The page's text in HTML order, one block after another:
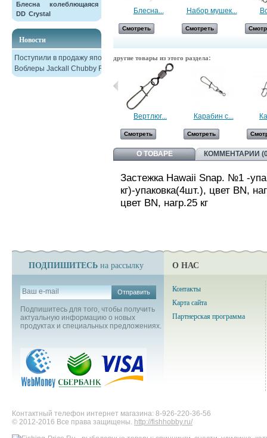
Блесна колеблющаяся
DD Crystal
Новости
Поступили в продажу японские
Воблеры Jackall Chubby F38
Смотреть
Блесна...
Смотреть
Набор мушек...
Смотреть
другие товары из этого раздела:
Вертлюг...
Смотреть
Карабин с...
Смотреть
О ТОВАРЕ КОММЕНТАРИИ
Застежка Hawaii Snap. №1 -
кг)-упаковка(4шт.), цвет BN,
цвет BN, нагр.25 кг
ПОДПИШИТЕСЬ на рассылку
Отправить
Подпишитесь для того, чтобы получить
актуальную информацию о новых
продуктах и специальных предложениях.
О НАС
Контакты
Карта сайта
Партнерская программа
Контактный телефон интернет магазина: 8-926-220-36-56
© 2012-2016 Все права защищены. http://fishhobby.ru/